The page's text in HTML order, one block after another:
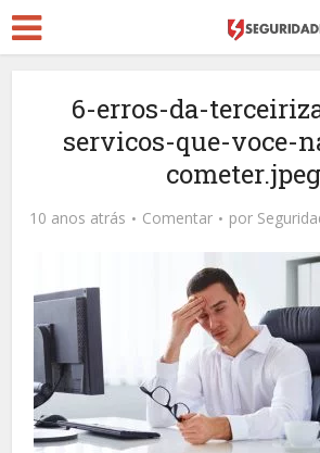
6-erros-da-
servicos-que-voce-
cometer.jpeg
10 anos atrás Comentar por